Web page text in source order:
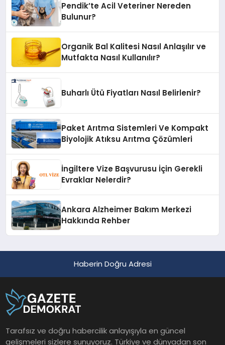
Pendik’te Acil Veteriner Nereden
Bulunur?
Organik Bal Kalitesi Nasıl Anlaşılır ve
Mutfakta Nasıl Kullanılır?
Buharlı Ütü Fiyatları Nasıl Belirlenir?
Paket Arıtma Sistemleri Ve Kompakt
Biyolojik Atıksu Arıtma Çözümleri
İngiltere Vize Başvurusu İçin Gerekli
Evraklar Nelerdir?
Ankara Alzheimer Bakım Merkezi
Hakkında Rehber
Haberin Doğru Adresi
Tarafsız ve doğru habercilik anlayışıyla en güncel
gelişmeleri sizlere sunuyoruz. Türkiye ve dünyadan son